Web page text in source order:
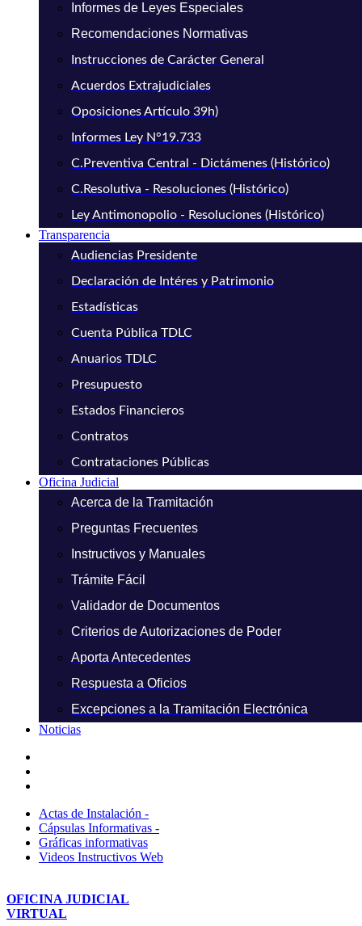
Informes de Leyes Especiales
Recomendaciones Normativas
Instrucciones de Carácter General
Acuerdos Extrajudiciales
Oposiciones Artículo 39h)
Informes Ley N°19.733
C.Preventiva Central - Dictámenes (Histórico)
C.Resolutiva - Resoluciones (Histórico)
Ley Antimonopolio - Resoluciones (Histórico)
Transparencia
Audiencias Presidente
Declaración de Intéres y Patrimonio
Estadísticas
Cuenta Pública TDLC
Anuarios TDLC
Presupuesto
Estados Financieros
Contratos
Contrataciones Públicas
Oficina Judicial
Acerca de la Tramitación
Preguntas Frecuentes
Instructivos y Manuales
Trámite Fácil
Validador de Documentos
Criterios de Autorizaciones de Poder
Aporta Antecedentes
Respuesta a Oficios
Excepciones a la Tramitación Electrónica
Noticias
Actas de Instalación -
Cápsulas Informativas -
Gráficas informativas
Videos Instructivos Web
OFICINA JUDICIAL
VIRTUAL